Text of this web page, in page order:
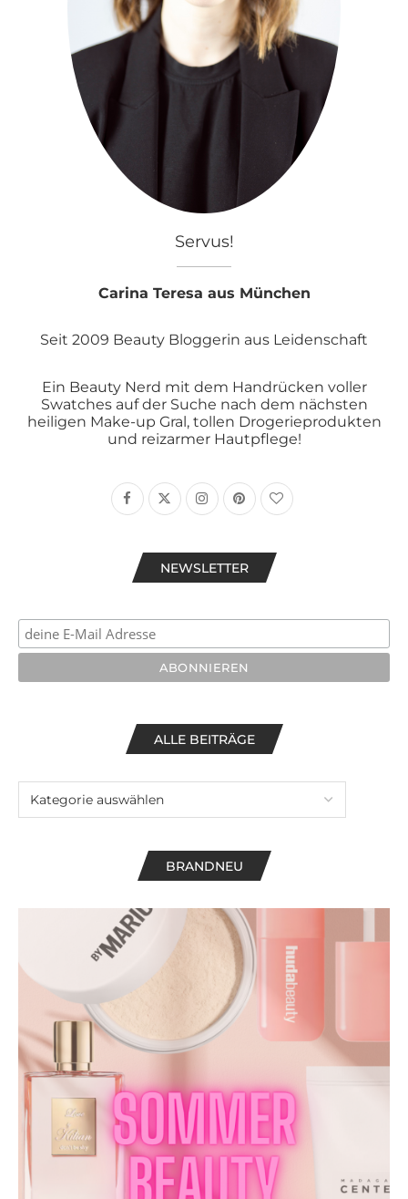
Servus!
Carina Teresa aus München
Seit 2009 Beauty Bloggerin aus Leidenschaft
Ein Beauty Nerd mit dem Handrücken voller
Swatches auf der Suche nach dem nächsten
heiligen Make-up Gral, tollen Drogerieprodukten
und reizarmer Hautpflege!
NEWSLETTER
ALLE BEITRÄGE
BRANDNEU